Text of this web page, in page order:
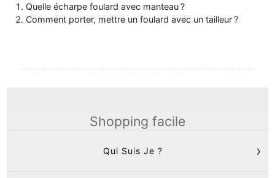
Quelle écharpe foulard avec manteau ?
Comment porter, mettre un foulard avec un tailleur ?
Shopping facile
Qui Suis Je ?